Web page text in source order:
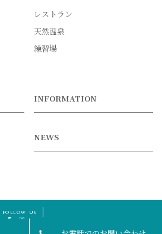
レストラン
天然温泉
練習場
INFORMATION
NEWS
follow us